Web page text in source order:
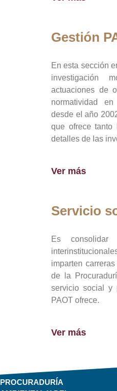
Gestión
En esta sección
investigación
actuaciones de
normatividad
desde el año
que ofrece tanto
detalles de las
Ver más
Servicio
Es
imparten
de la
servicio social y
PAOT ofrece.
Ver más
PROCURADURÍA